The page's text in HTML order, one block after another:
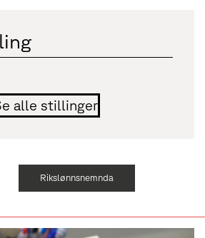
alle stillinger
Rikslønnsnemnda